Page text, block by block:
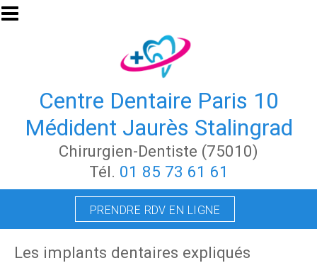
Aller au contenu principal
Centre Dentaire Paris 10
Médident Jaurès Stalingrad
Chirurgien-Dentiste (75010)
Tél. 01 85 73 61 61
PRENDRE RDV EN LIGNE
Les implants dentaires expliqués